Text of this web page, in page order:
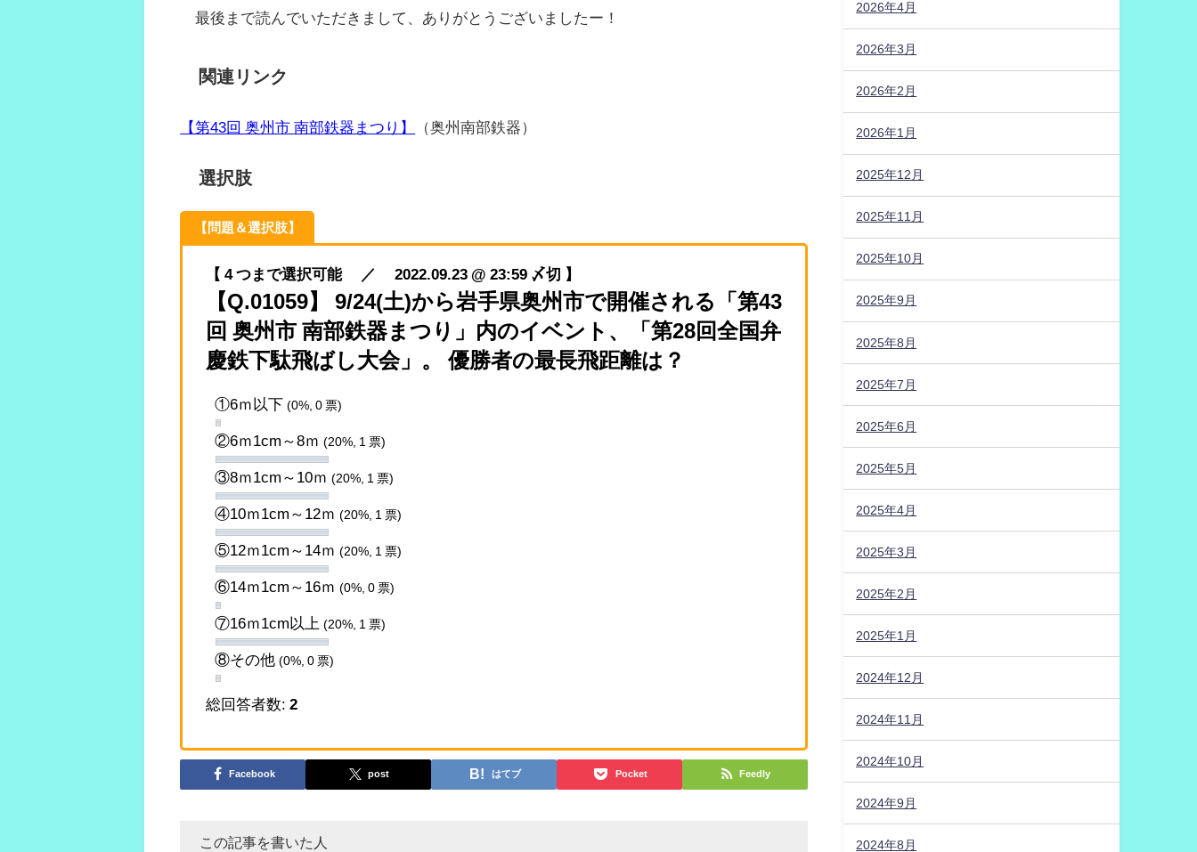
最後まで読んでいただきまして、ありがとうございましたー！
関連リンク
【第43回 奥州市 南部鉄器まつり】 （奥州南部鉄器）
選択肢
【問題＆選択肢】
【 4 つまで選択可能 ／ 2022.09.23 @ 23:59 〆切 】
【Q.01059】 9/24(土)から岩手県奥州市で開催される「第43
回 奥州市 南部鉄器まつり」内のイベント、「第28回全国弁
慶鉄下駄飛ばし大会」。 優勝者の最長飛距離は？
①6ｍ以下 (0%, 0 票)
②6ｍ1cm～8ｍ (20%, 1 票)
③8ｍ1cm～10ｍ (20%, 1 票)
④10ｍ1cm～12ｍ (20%, 1 票)
⑤12ｍ1cm～14ｍ (20%, 1 票)
⑥14ｍ1cm～16ｍ (0%, 0 票)
⑦16ｍ1cm以上 (20%, 1 票)
⑧その他 (0%, 0 票)
総回答者数: 2
Facebook post はてブ Pocket Feedly
この記事を書いた人
2026年4月
2026年3月
2026年2月
2026年1月
2025年12月
2025年11月
2025年10月
2025年9月
2025年8月
2025年7月
2025年6月
2025年5月
2025年4月
2025年3月
2025年2月
2025年1月
2024年12月
2024年11月
2024年10月
2024年9月
2024年8月